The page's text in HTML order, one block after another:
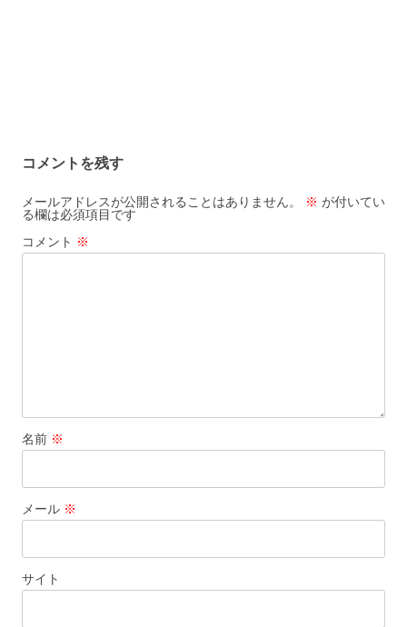
コメントを残す
メールアドレスが公開されることはありません。 ※ が付いてい
る欄は必須項目です
コメント ※
名前 ※
メール ※
サイト